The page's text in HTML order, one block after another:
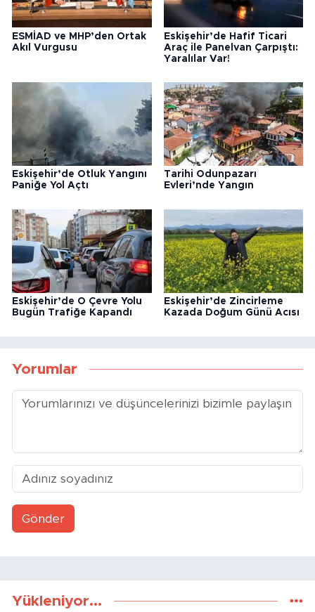
ESMİAD ve MHP’den Ortak
Akıl Vurgusu
Eskişehir’de Hafif Ticari
Araç ile Panelvan Çarpıştı:
Yaralılar Var!
Eskişehir’de Otluk Yangını
Paniğe Yol Açtı
Tarihi Odunpazarı
Evleri’nde Yangın
Eskişehir’de O Çevre Yolu
Bugün Trafiğe Kapandı
Eskişehir’de Zincirleme
Kazada Doğum Günü Acısı
Yorumlar
Gönder
Yükleniyor...